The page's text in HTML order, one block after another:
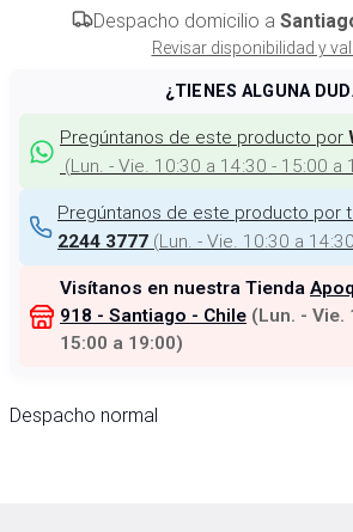
Despacho domicilio a
Revisar disponibilidad y
¿TIENES ALGUNA
Pregúntanos de este producto por
(Lun. - Vie. 10:30 a 14:30 - 15:00 a
Pregúntanos de este producto por
2244 3777 (Lun. - Vie. 10:30 a
Visítanos en nuestra Tienda
918 - Santiago - Chile (Lun. - Vie.
15:00 a 19:00)
Despacho normal